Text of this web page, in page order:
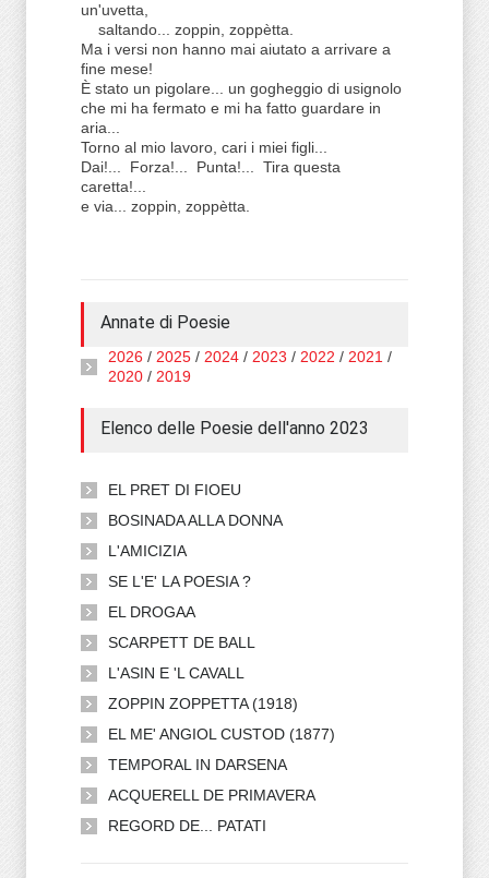
un'uvetta,
saltando... zoppin, zoppètta.
Ma i versi non hanno mai aiutato a arrivare a
fine mese!
È stato un pigolare... un gogheggio di usignolo
che mi ha fermato e mi ha fatto guardare in
aria...
Torno al mio lavoro, cari i miei figli...
Dai!... Forza!... Punta!... Tira questa
caretta!...
e via... zoppin, zoppètta.
Annate di Poesie
2026 / 2025 / 2024 / 2023 / 2022 / 2021 /
2020 / 2019
Elenco delle Poesie dell'anno 2023
EL PRET DI FIOEU
BOSINADA ALLA DONNA
L'AMICIZIA
SE L'E' LA POESIA ?
EL DROGAA
SCARPETT DE BALL
L'ASIN E 'L CAVALL
ZOPPIN ZOPPETTA (1918)
EL ME' ANGIOL CUSTOD (1877)
TEMPORAL IN DARSENA
ACQUERELL DE PRIMAVERA
REGORD DE... PATATI